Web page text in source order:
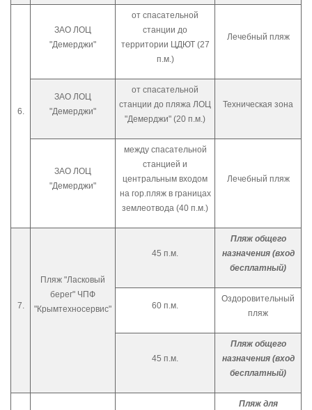
6.
ЗАО ЛОЦ
"Демерджи"
от спасательной
станции до
территории ЦДЮТ (27
п.м.)
Лечебный пляж
ЗАО ЛОЦ
"Демерджи"
от спасательной
станции до пляжа ЛОЦ
"Демерджи" (20 п.м.)
Техническая зона
ЗАО ЛОЦ
"Демерджи"
между спасательной
станцией и
центральным входом
на гор.пляж в границах
землеотвода (40 п.м.)
Лечебный пляж
7.
Пляж "Ласковый
берег" ЧПФ
"Крымтехносервис"
45 п.м.
Пляж общего
назначения (вход
бесплатный)
60 п.м.
Оздоровительный
пляж
45 п.м.
Пляж общего
назначения (вход
бесплатный)
Пляж для